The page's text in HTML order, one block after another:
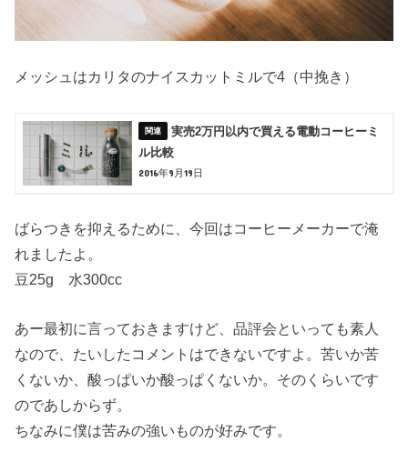
メッシュはカリタのナイスカットミルで4（中挽き）
実売2万円以内で買える電動コーヒーミ
ル比較
2016年9月19日
ばらつきを抑えるために、今回はコーヒーメーカーで淹
れましたよ。
豆25g 水300cc
あー最初に言っておきますけど、品評会といっても素人
なので、たいしたコメントはできないですよ。苦いか苦
くないか、酸っぱいか酸っぱくないか。そのくらいです
のであしからず。
ちなみに僕は苦みの強いものが好みです。